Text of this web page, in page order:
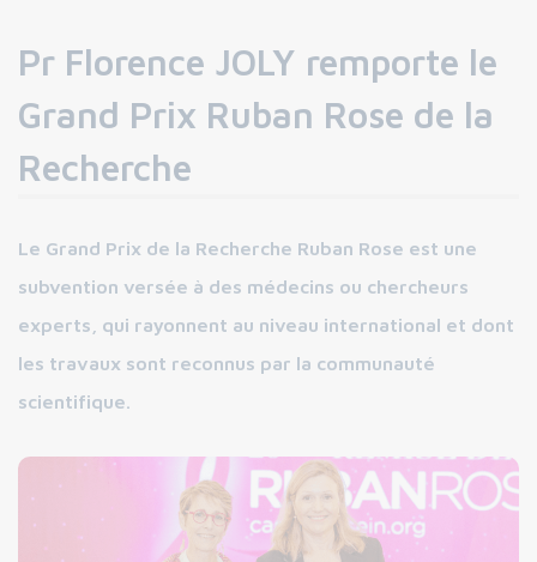
Pr Florence JOLY remporte le
Grand Prix Ruban Rose de la
Recherche
Le Grand Prix de la Recherche Ruban Rose est une
subvention versée à des médecins ou chercheurs
experts, qui rayonnent au niveau international et dont
les travaux sont reconnus par la communauté
scientifique.